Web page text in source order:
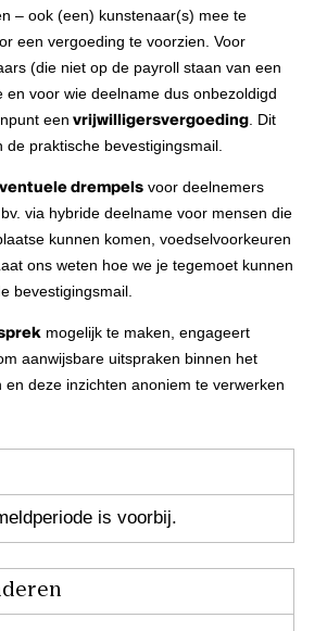
– ook (een) kunstenaar(s) mee te
een vergoeding te voorzien. Voor
(die niet op de payroll staan van een
en voor wie deelname dus onbezoldigd
een vrijwilligersvergoeding. Dit
de praktische bevestigingsmail.
drempels voor deelnemers
via hybride deelname voor mensen die
kunnen komen, voedselvoorkeuren
ons weten hoe we je tegemoet kunnen
bevestigingsmail.
mogelijk te maken, engageert
aanwijsbare uitspraken binnen het
en deze inzichten anoniem te verwerken
is voorbij.